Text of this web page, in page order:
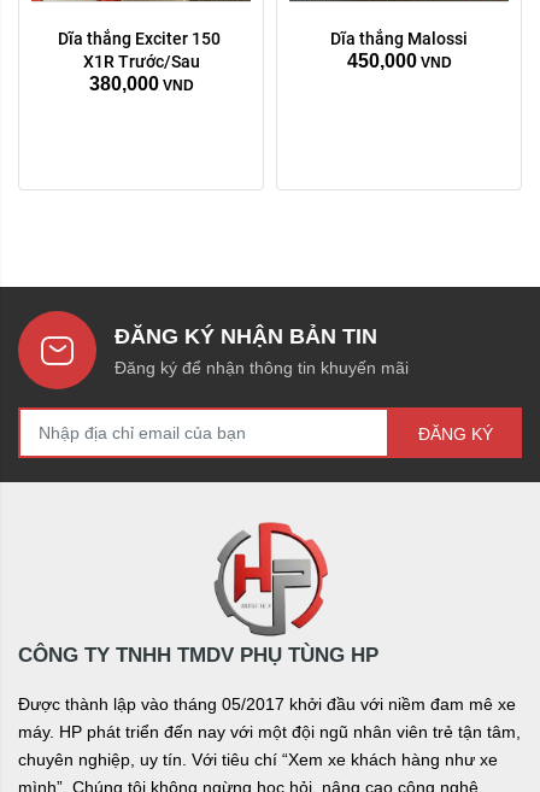
Dĩa thắng Exciter 150
X1R Trước/Sau
380,000 VND
Dĩa thắng Malossi
450,000 VND
ĐĂNG KÝ NHẬN BẢN TIN
Đăng ký để nhận thông tin khuyến mãi
ĐĂNG KÝ
CÔNG TY TNHH TMDV PHỤ TÙNG HP
Được thành lập vào tháng 05/2017 khởi đầu với niềm đam mê xe
máy. HP phát triển đến nay với một đội ngũ nhân viên trẻ tận tâm,
chuyên nghiệp, uy tín. Với tiêu chí “Xem xe khách hàng như xe
mình”. Chúng tôi không ngừng học hỏi, nâng cao công nghệ,